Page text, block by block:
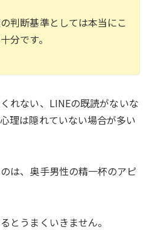
判断基準としては本当にこ
分です。
れない、LINEの既読がないな
理は隠れていない場合が多い
は、奥手男性の精一杯のアピ
とうまくいきません。